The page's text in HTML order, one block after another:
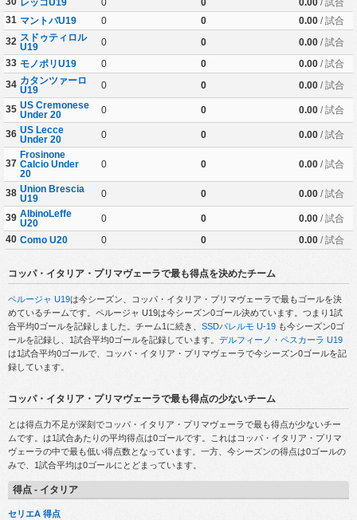
レッコU19 0 0 0.00/ 試合
31 マントバU19 0 0 0.00/ 試合
32 スドゥティロル
U19
0 0 0.00/ 試合
33 モノポリU19 0 0 0.00/ 試合
34 カタンツァーロ
U19
0 0 0.00/ 試合
35 US Cremonese
Under 20
0 0 0.00/ 試合
36 US Lecce
Under 20
0 0 0.00/ 試合
37
Frosinone
Calcio Under
20
0 0 0.00/ 試合
38 Union Brescia
U19
0 0 0.00/ 試合
39 AlbinoLeffe
U20
0 0 0.00/ 試合
40 Como U20 0 0 0.00/ 試合
コッパ・イタリア・プリマヴェーラで最も得点を決めたチーム
ペルージャ U19は今シーズン、コッパ・イタリア・プリマヴェーラで最もゴールを決
めているチームです。ペルージャ U19は今シーズン0ゴール決めています。つまり1試
合平均0ゴールを記録しました。チーム1に続き、 SSDパレルモ U-19 も今シーズン0ゴ
ールを記録し、1試合平均0ゴールを記録しています。 デルフィーノ・ペスカーラ U19
は1試合平均0ゴールで、コッパ・イタリア・プリマヴェーラで今シーズン0ゴールを記
録しています。
コッパ・イタリア・プリマヴェーラで最も得点の少ないチーム
とは得点力不足が深刻でコッパ・イタリア・プリマヴェーラで最も得点が少ないチー
ムです。 は1試合あたりの平均得点は0ゴールです。これはコッパ・イタリア・プリマ
ヴェーラの中で最も低い得点数となっています。一方、 今シーズンの得点は0ゴールの
みで、1試合平均は0ゴールにとどまっています。
得点 - イタリア
セリエA 得点